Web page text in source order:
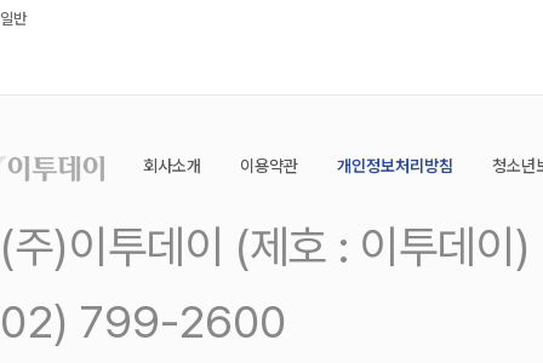
일반
회사소개 이용약관 개인정보처리방침 청소년
(주)이투데이 (제호 : 이투데
02) 799-2600